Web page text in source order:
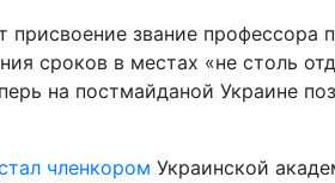
звание
сроков в местах «не столь
на постмайданой Украине
членкором Украинской